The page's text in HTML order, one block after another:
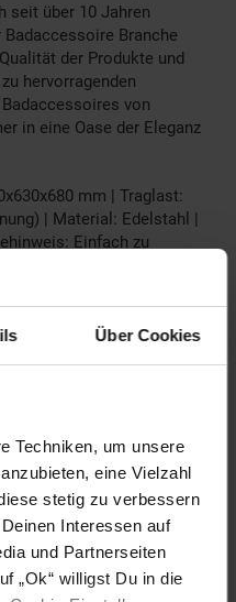
Über Cookies
Techniken, um unsere
eine Vielzahl
stetig zu verbessern
Interessen auf
und Partnerseiten
„Ok“ willigst Du in die
seit über 10 Jahren
Branche
der Produkte und
hervorragenden
von
in eine Oase der Eleganz
mm | Traglast:
| Material: Edelstahl |
Einfach zu
bitte optional
2K/3K
| Lieferumfang: Artikel inkl.
im Baumarkt einen
Bad-Zubehör